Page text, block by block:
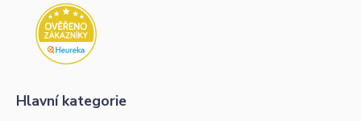
Hlavní kategorie